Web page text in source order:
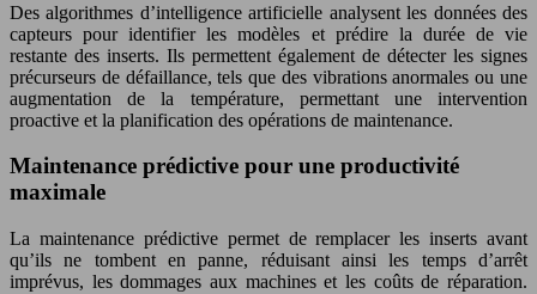
Des algorithmes d’intelligence artificielle analysent les données des
capteurs pour identifier les modèles et prédire la durée de vie
restante des inserts. Ils permettent également de détecter les signes
précurseurs de défaillance, tels que des vibrations anormales ou une
augmentation de la température, permettant une intervention
proactive et la planification des opérations de maintenance.
Maintenance prédictive pour une productivité
maximale
La maintenance prédictive permet de remplacer les inserts avant
qu’ils ne tombent en panne, réduisant ainsi les temps d’arrêt
imprévus, les dommages aux machines et les coûts de réparation.